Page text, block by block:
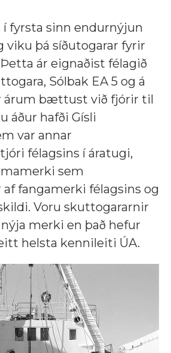
í fyrsta sinn endurnýjun
viku þá síðutogarar fyrir
ár eignaðist félagið
Sólbak EA 5 og á
bættust við fjórir til
áður hafði Gísli
var annar
félagsins í áratugi,
sem
fangamerki félagsins og
Voru skuttogararnir
merki en það hefur
helsta kennileiti ÚA.